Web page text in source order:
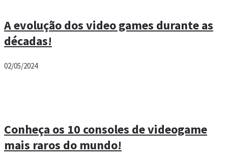
A evolução dos video games durante as
décadas!
02/05/2024
Conheça os 10 consoles de videogame
mais raros do mundo!